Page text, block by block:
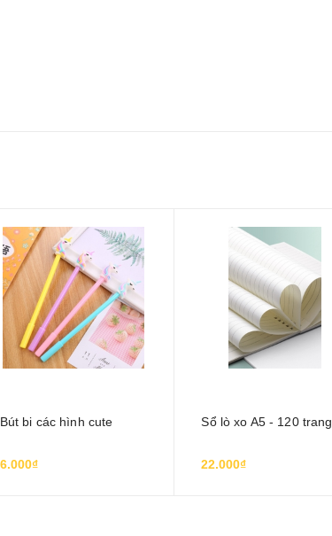
Bút bi các hình cute
6.000₫
Sổ lò xo A5 - 120 trang
22.000₫